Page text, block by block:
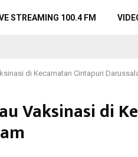
STREAMING 100.4 FM
di Kecamatan Cintapuri
Vaksinasi di